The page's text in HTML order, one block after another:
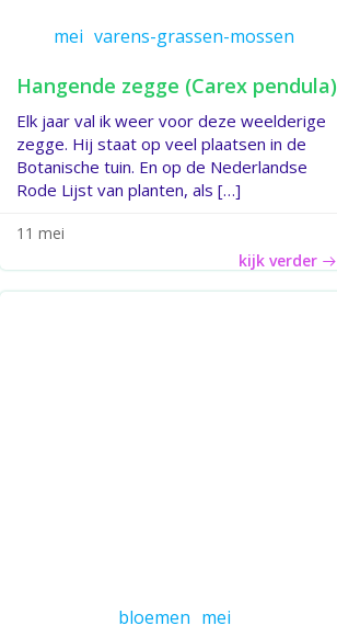
mei varens-grassen-mossen
Hangende zegge (Carex pendula)
Elk jaar val ik weer voor deze weelderige
zegge. Hij staat op veel plaatsen in de
Botanische tuin. En op de Nederlandse
Rode Lijst van planten, als […]
11 mei
kijk verder
bloemen mei